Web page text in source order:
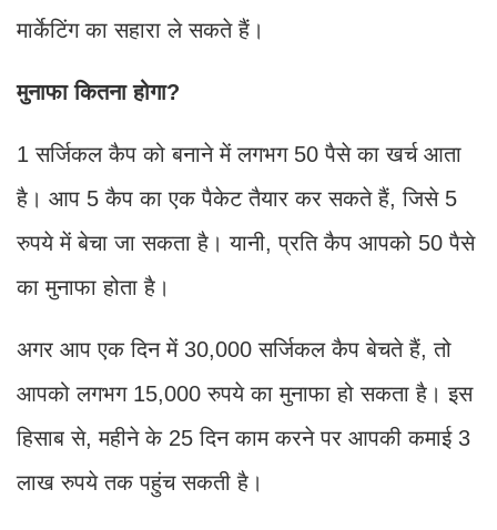
मार्केटिंग का सहारा ले सकते हैं।
मुनाफा कितना होगा?
1 सर्जिकल कैप को बनाने में लगभग 50 पैसे का खर्च आता
है। आप 5 कैप का एक पैकेट तैयार कर सकते हैं, जिसे 5
रुपये में बेचा जा सकता है। यानी, प्रति कैप आपको 50 पैसे
का मुनाफा होता है।
अगर आप एक दिन में 30,000 सर्जिकल कैप बेचते हैं, तो
आपको लगभग 15,000 रुपये का मुनाफा हो सकता है। इस
हिसाब से, महीने के 25 दिन काम करने पर आपकी कमाई 3
लाख रुपये तक पहुंच सकती है।